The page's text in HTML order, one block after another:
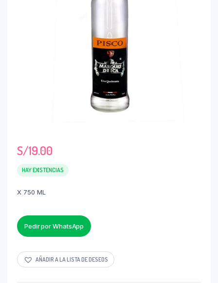
S/19.00
HAY EXISTENCIAS
X 750 ML
Pedir por WhatsApp
AÑADIR A LA LISTA DE DESEOS